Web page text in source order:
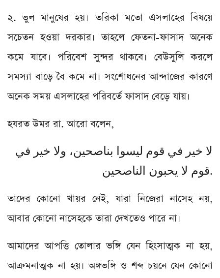
২. ভুল মানুষের হয়। তরিকা মতো এসলাহের বিষয়ে
সচেতন হওয়া দরকার। তাহলে ফেতনা-ফাসাদ অনেক
কমে যাবে। পরিবেশ সুন্দর থাকবে। বেউসুলি করলে
সমস্যা বাড়ে বৈ কমে না। সংশোধনের আন্দাজের কারণে
অনেক সময় এসলাহের পরিবর্তে ফাসাদ বেড়ে যায়।
হযরত উমর রা. আরো বলেন,
لا خير في قوم ليسوا بناصحين، ولا خير في
قوم لا يحبون الناصحين.
তাদের কোনো খায়র নেই, যারা নিজেরা নাসেহ নয়,
আবার কোনো নাসেহকে তারা দেখতেও পারে না।
আমাদের আপত্তি তোলার ভঙ্গি যেন হিংসাত্মক না হয়,
আক্রমনাত্মক না হয়। অঙ্গভঙ্গি ও শব্দ চয়নে যেন কোনো